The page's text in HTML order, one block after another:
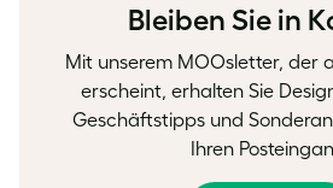
Bleiben Sie in
Mit unserem MOOsletter, der
erscheint, erhalten Sie
Geschäftstipps und
Ihren